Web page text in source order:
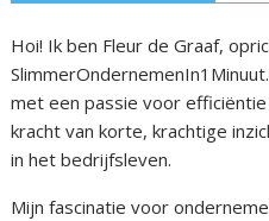
Hoi! Ik ben Fleur de Graaf,
met een passie voor
kracht van korte, krachtige
in het bedrijfsleven.
Mijn fascinatie voor